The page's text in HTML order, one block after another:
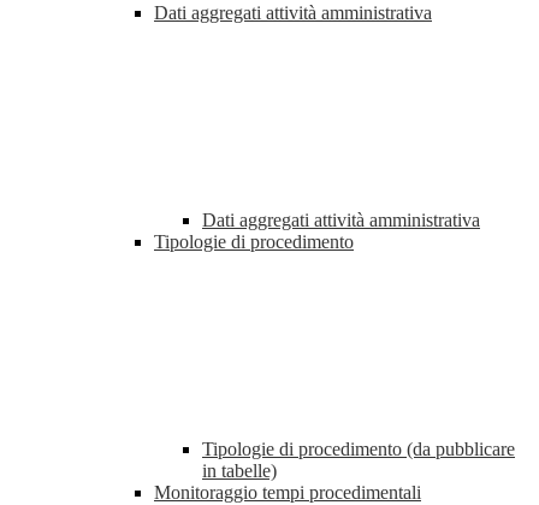
Dati aggregati attività amministrativa
Dati aggregati attività amministrativa
Tipologie di procedimento
Tipologie di procedimento (da pubblicare
in tabelle)
Monitoraggio tempi procedimentali